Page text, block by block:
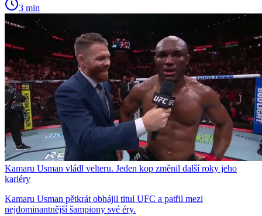
3 min
Kamaru Usman vládl velteru. Jeden kop změnil další roky jeho
kariéry
Kamaru Usman pětkrát obhájil titul UFC a patřil mezi
nejdominantnější šampiony své éry.